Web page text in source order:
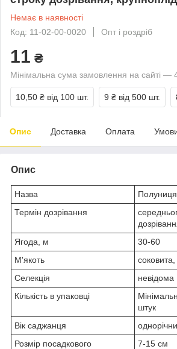
Немає в наявності
Код: 11-02-00-0020
Опт і роздріб
11 ₴
Мінімальна сума замовлення на сайті —
10,50 ₴ від 100 шт. 9 ₴ від 500 шт.
Опис Доставка Оплата
Опис
Назва
Термін дозрівання
Ягода, м
30-60
М'якоть
Селекція
невідома
Кількість в упаковці
штук
Вік саджанця
Розмір посадкового
7-15 см